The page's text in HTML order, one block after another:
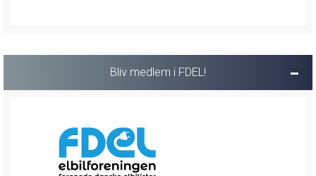
Bliv medlem i FDEL!